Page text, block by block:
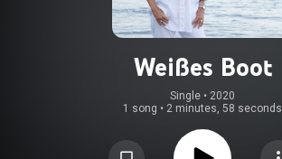
Weißes Boot
Single • 2020
1 song • 2 minutes, 58 seconds